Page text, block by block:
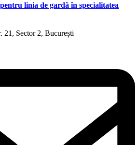
linia de gardă în specialitatea
21, Sector 2, București